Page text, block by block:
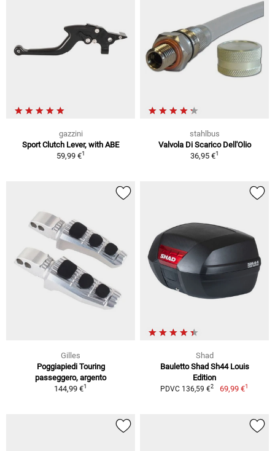
gazzini
Sport Clutch Lever, with ABE
59,99 €1
stahlbus
Valvola Di Scarico Dell'Olio
36,95 €1
Gilles
Poggiapiedi Touring
passeggero, argento
144,99 €1
Shad
Bauletto Shad Sh44 Louis
Edition
PDVC 136,59 €2 69,99 €1